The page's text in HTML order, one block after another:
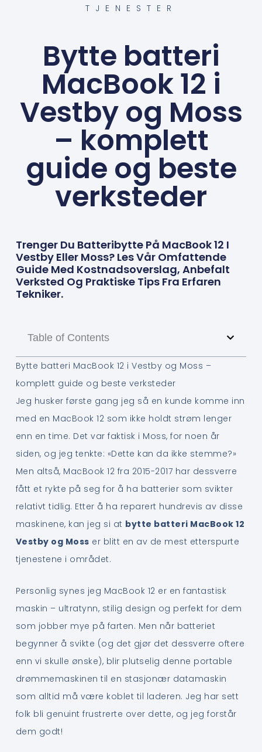
TJENESTER
Bytte batteri
MacBook 12 i
Vestby og Moss
– komplett
guide og beste
verksteder
Trenger Du Batteribytte På MacBook 12 I
Vestby Eller Moss? Les Vår Omfattende
Guide Med Kostnadsoverslag, Anbefalt
Verksted Og Praktiske Tips Fra Erfaren
Tekniker.
Table of Contents
Bytte batteri MacBook 12 i Vestby og Moss –
komplett guide og beste verksteder
Jeg husker første gang jeg så en kunde komme inn
med en MacBook 12 som ikke holdt strøm lenger
enn en time. Det var faktisk i Moss, for noen år
siden, og jeg tenkte: «Dette kan da ikke stemme?»
Men altså, MacBook 12 fra 2015-2017 har dessverre
fått et rykte på seg for å ha batterier som svikter
relativt tidlig. Etter å ha reparert hundrevis av disse
maskinene, kan jeg si at bytte batteri MacBook 12
Vestby og Moss er blitt en av de mest etterspurte
tjenestene i området.
Personlig synes jeg MacBook 12 er en fantastisk
maskin – ultratynn, stilig design og perfekt for dem
som jobber mye på farten. Men når batteriet
begynner å svikte (og det gjør det dessverre oftere
enn vi skulle ønske), blir plutselig denne portable
drømmemaskinen til en stasjonær datamaskin
som alltid må være koblet til laderen. Jeg har sett
folk bli genuint frustrerte over dette, og jeg forstår
dem godt!